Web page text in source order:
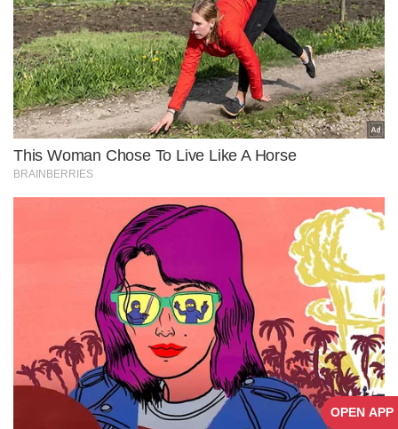
OPEN APP